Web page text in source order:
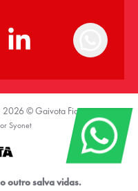
2026 © Gaivota Fiat
Syonet
outro salva vidas.